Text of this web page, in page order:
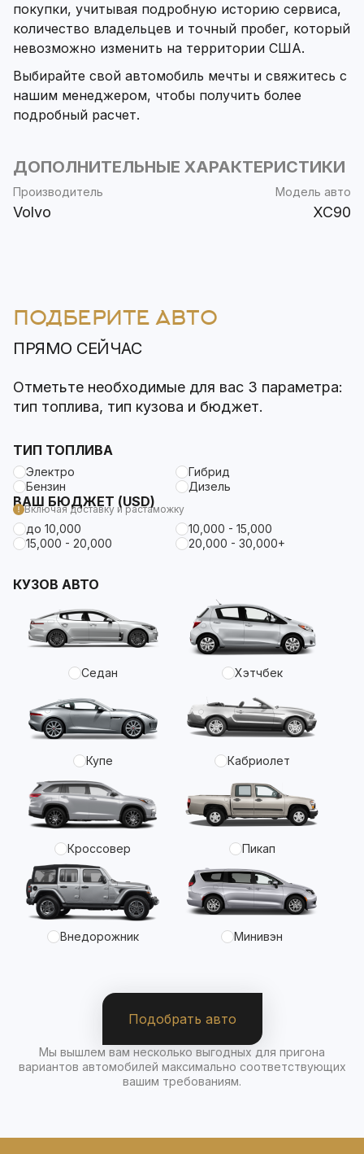
покупки, учитывая подробную историю сервиса,
количество владельцев и точный пробег, который
невозможно изменить на территории США.
Выбирайте свой автомобиль мечты и свяжитесь с
нашим менеджером, чтобы получить более
подробный расчет.
ДОПОЛНИТЕЛЬНЫЕ ХАРАКТЕРИСТИКИ
Производитель
Volvo
Модель авто
XC90
ПОДБЕРИТЕ АВТО
ПРЯМО СЕЙЧАС
Отметьте необходимые для вас 3 параметра:
тип топлива, тип кузова и бюджет.
ТИП ТОПЛИВА
Электро
Гибрид
Бензин
Дизель
ВАШ БЮДЖЕТ (USD)
Включая доставку и растаможку
до 10,000
10,000 - 15,000
15,000 - 20,000
20,000 - 30,000+
КУЗОВ АВТО
Седан Хэтчбек
Купе Кабриолет
Кроссовер Пикап
Внедорожник Минивэн
Подобрать авто
Мы вышлем вам несколько выгодных для пригона
вариантов автомобилей максимально соответствующих
вашим требованиям.